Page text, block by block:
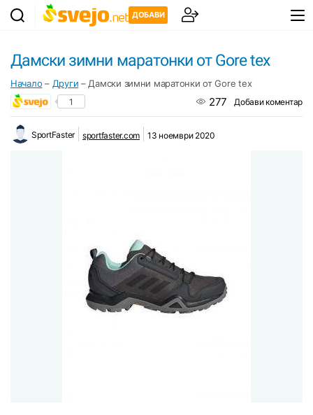
ДОБАВИ
Дамски зимни маратонки от Gore tex
Начало – Други – Дамски зимни маратонки от Gore tex
1 277 Добави коментар
SportFaster sportfaster.com 13 ноември 2020